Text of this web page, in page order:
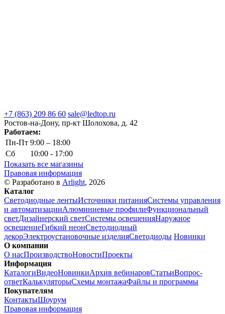
+7 (863) 209 86 60 sale@ledtop.ru
Ростов-на-Дону, пр-кт Шолохова, д. 42
Работаем:
Пн-Пт 9:00 – 18:00
Сб
10:00 - 17:00
Показать все магазины
Правовая информация
© Разработано в Arlight, 2026
Каталог
Светодиодные лентыИсточники питанияСистемы управления
и автоматизацииАлюминиевые профилиФункциональный
светДизайнерский светСистемы освещенияНаружное
освещениеГибкий неонСветодиодный
декорЭлектроустановочные изделияСветодиоды Новинки
О компании
О насПроизводствоНовостиПроекты
Информация
КаталогиВидеоНовинкиАрхив вебинаровСтатьиВопрос-
ответКалькуляторыСхемы монтажаФайлы и программы
Покупателям
КонтактыШоурум
Правовая информация